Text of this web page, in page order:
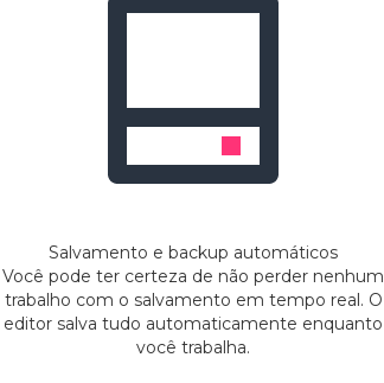
Salvamento e backup automáticos
Você pode ter certeza de não perder nenhum
trabalho com o salvamento em tempo real. O
editor salva tudo automaticamente enquanto
você trabalha.